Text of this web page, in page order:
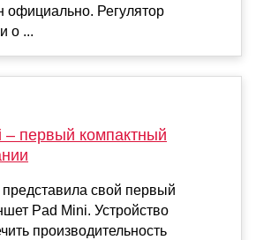
официально. Регулятор
о ...
– первый компактный
свой первый
Pad Mini. Устройство
производительность